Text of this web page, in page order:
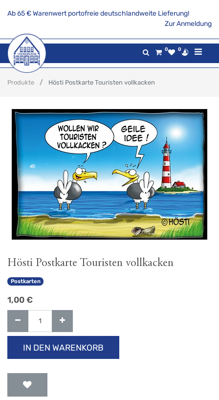
Ab 65 € Warenwert portofreie deutschlandweite Lieferung!
Zur Anmeldung
0 0
Produkte Hösti Postkarte Touristen vollkacken
Hösti Postkarte Touristen vollkacken
Postkarten
1,00 €
IN DEN WARENKORB